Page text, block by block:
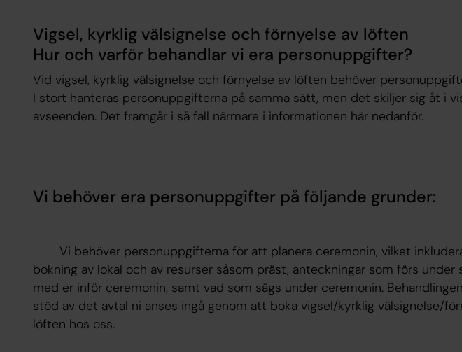
Vigsel, kyrklig välsignelse och förnyelse av löften
Hur och varför behandlar vi era personuppgifter?
Vid vigsel, kyrklig välsignelse och förnyelse av löften behöver
I stort hanteras personuppgifterna på samma sätt, men det skiljer sig åt i
avseenden. Det framgår i så fall närmare i informationen här nedanför.
Vi behöver era personuppgifter på följande grunder:
· Vi behöver personuppgifterna för att planera ceremonin, vilket
bokning av lokal och av resurser såsom präst, anteckningar som förs under
med er inför ceremonin, samt vad som sägs under ceremonin.
stöd av det avtal ni anses ingå genom att boka vigsel/kyrklig välsignelse/
löften hos oss.